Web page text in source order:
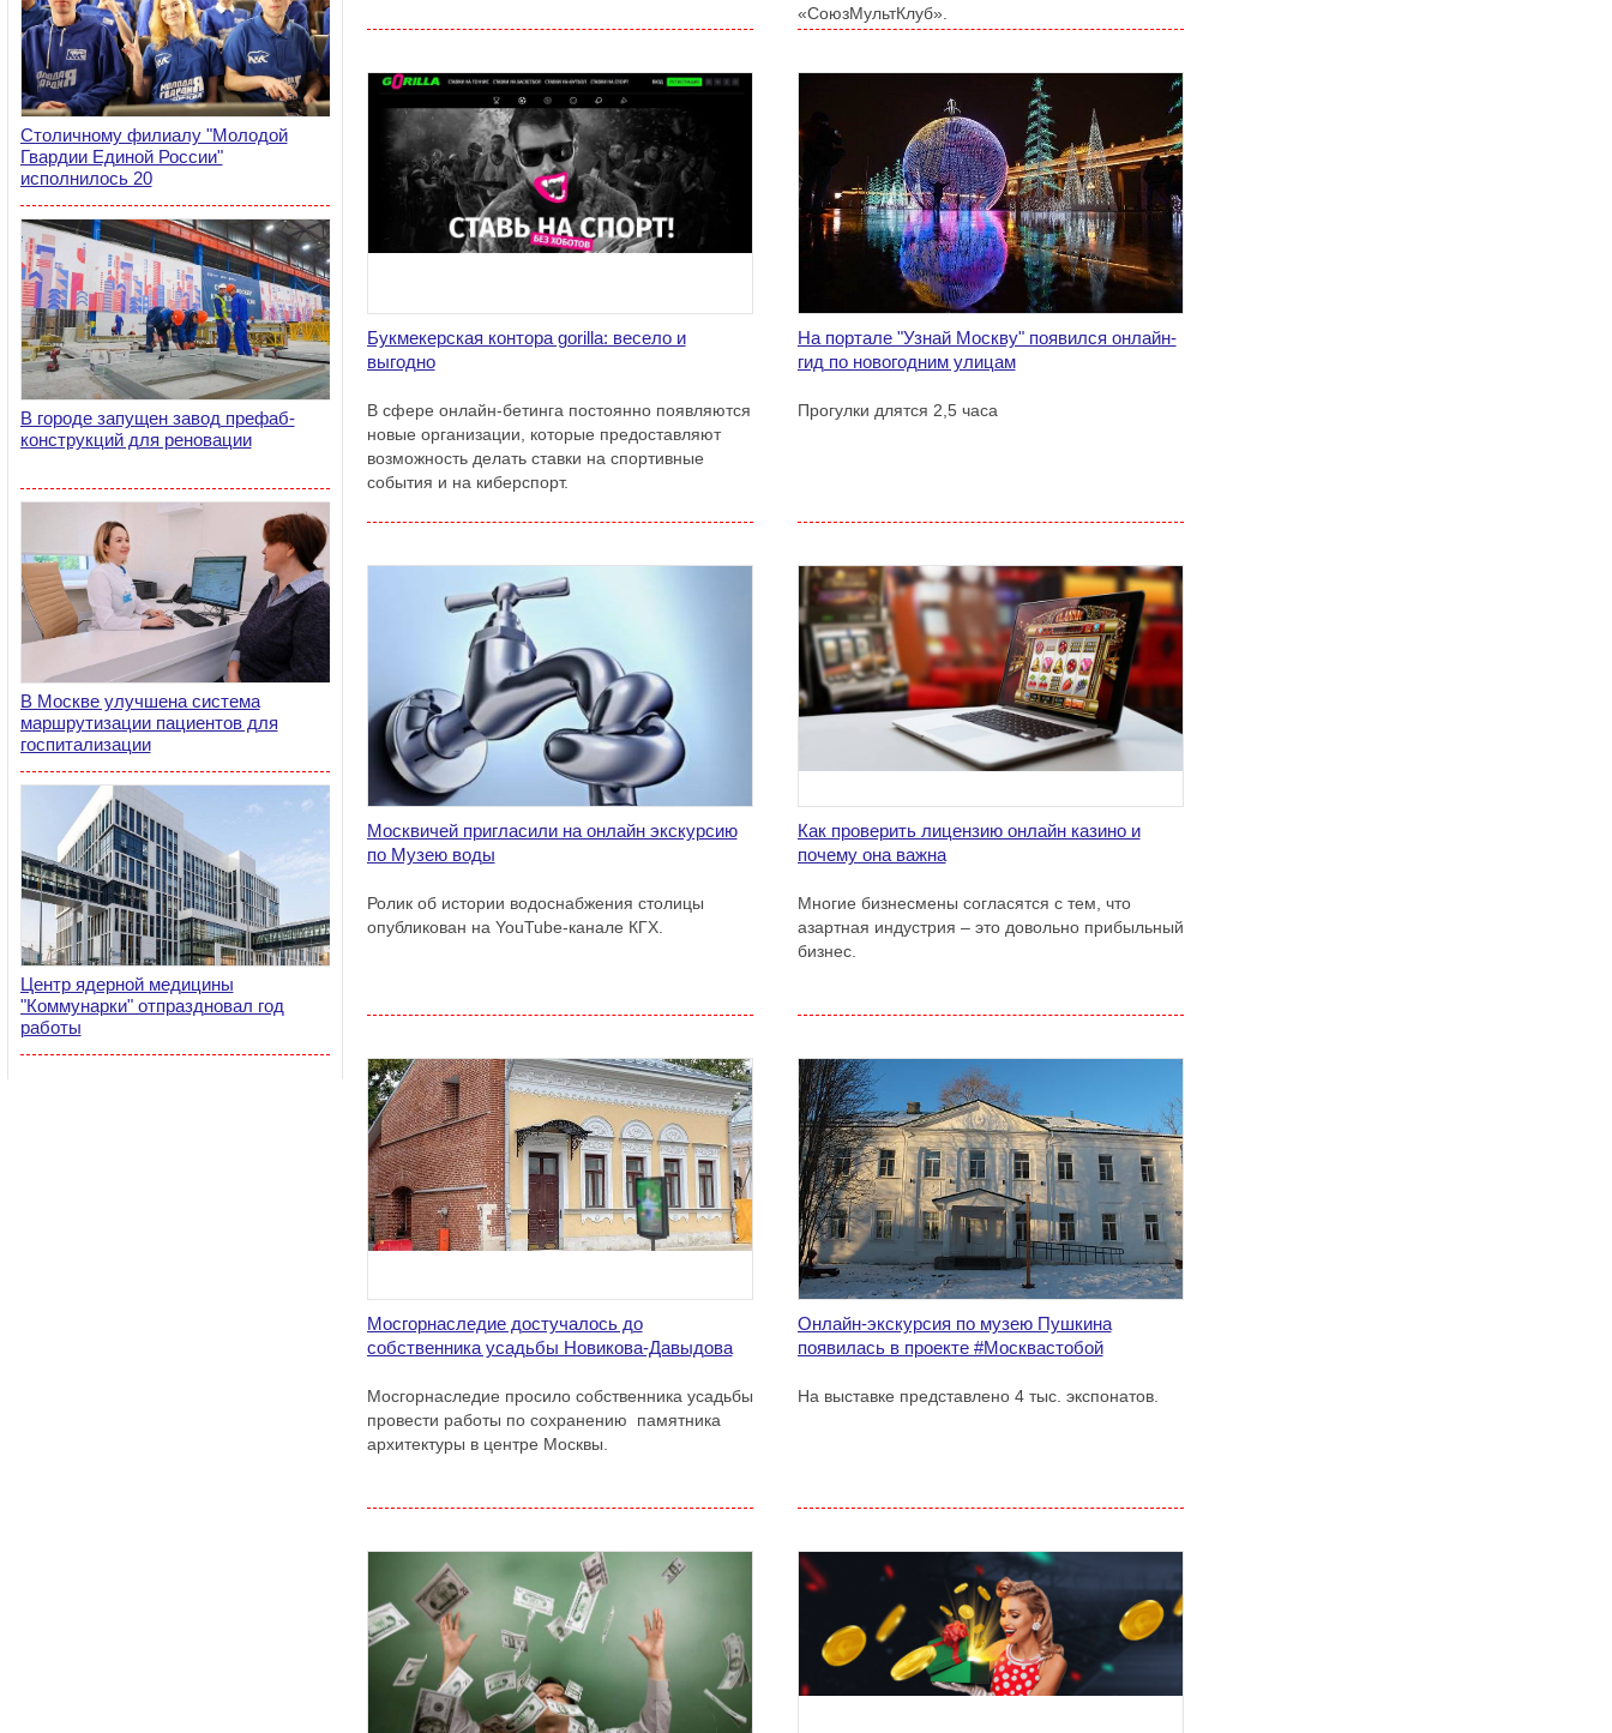
Столичному филиалу "Молодой
Гвардии Единой России"
исполнилось 20
В городе запущен завод префаб-
конструкций для реновации
В Москве улучшена система
маршрутизации пациентов для
госпитализации
Центр ядерной медицины
"Коммунарки" отпраздновал год
работы
«СоюзМультКлуб».
Букмекерская контора gorilla: весело и
выгодно
В сфере онлайн-бетинга постоянно появляются
новые организации, которые предоставляют
возможность делать ставки на спортивные
события и на киберспорт.
На портале "Узнай Москву" появился онлайн-
гид по новогодним улицам
Прогулки длятся 2,5 часа
Москвичей пригласили на онлайн экскурсию
по Музею воды
Ролик об истории водоснабжения столицы
опубликован на YouTube-канале КГХ.
Как проверить лицензию онлайн казино и
почему она важна
Многие бизнесмены согласятся с тем, что
азартная индустрия – это довольно прибыльный
бизнес.
Мосгорнаследие достучалось до
собственника усадьбы Новикова-Давыдова
Мосгорнаследие просило собственника усадьбы
провести работы по сохранению памятника
архитектуры в центре Москвы.
Онлайн-экскурсия по музею Пушкина
появилась в проекте #Москвастобой
На выставке представлено 4 тыс. экспонатов.